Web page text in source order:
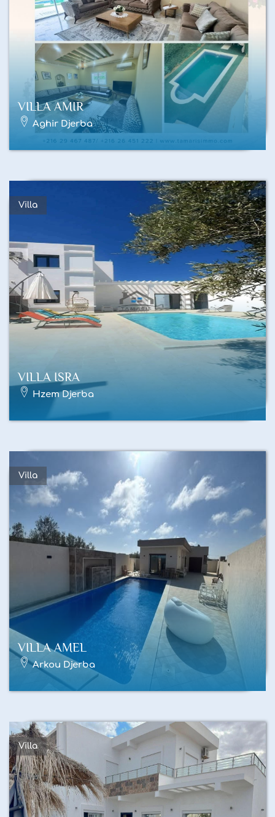
VILLA AMIR
Aghir Djerba
VILLA ISRA
Hzem Djerba
Villa
VILLA AMEL
Arkou Djerba
Villa
Villa